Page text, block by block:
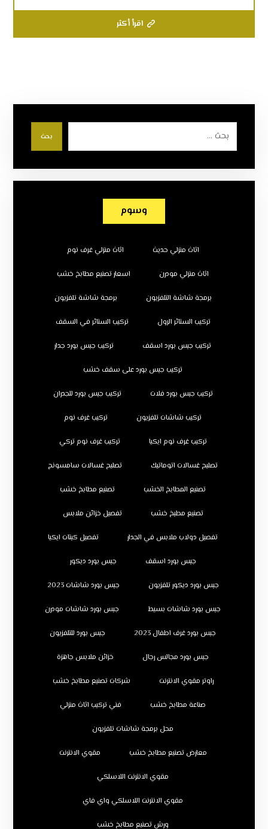
اقرأ أكثر
بحث
وسوم
اثاث منزلي حديث اثاث منزلي غرف نوم
اثاث منزلي مودرن اسعار تصنيع مطابخ خشب
برمجة شاشة التلفزيون برمجة شاشة تلفزيون
تركيب الستائر الرول تركيب الستائر في السقف
تركيب جبس بورد اسقف تركيب جبس بورد جدار
تركيب جبس بورد على سقف خشب
تركيب جبس بورد فلات تركيب جبس بورد للجدران
تركيب شاشات تلفزيون تركيب غرف نوم
تركيب غرف نوم ايكيا تركيب غرف نوم تركي
تصليح غسالات اتوماتيك تصليح غسالات سامسونج
تصنيع المطابخ الخشب تصنيع مطابخ خشب
تصنيع مطبخ خشب تفصيل خزائن ملابس
تفصيل دولاب ملابس في الجدار تفصيل كبتات ايكيا
جبس بورد اسقف جبس بورد ديكور
جبس بورد ديكور تلفزيون جبس بورد شاشات 2023
جبس بورد شاشات بسيط جبس بورد شاشات مودرن
جبس بورد غرف اطفال 2023 جبس بورد للتلفزيون
جبس بورد مجالس رجال خزائن ملابس جاهزة
راوتر مقوي الانترنت شركات تصنيع مطابخ خشب
صناعة مطابخ خشب فني تركيب اثاث منزلي
محل برمجة شاشات تلفزيون
معارض تصنيع مطابخ خشب مقوي الانترنت
مقوي الانترنت اللاسلكي
مقوي الانترنت اللاسلكي واي فاي
ورش تصنيع مطابخ خشب